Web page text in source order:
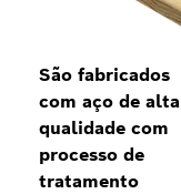
São fabricados
com aço de alta
qualidade com
processo de
tratamento